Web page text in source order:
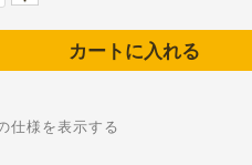
仕様を表示する